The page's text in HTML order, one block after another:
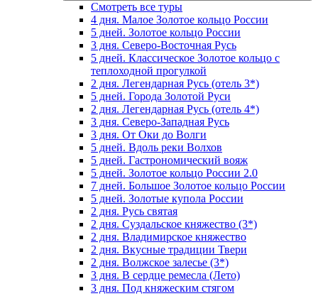
Смотреть все туры
4 дня. Малое Золотое кольцо России
5 дней. Золотое кольцо России
3 дня. Северо-Восточная Русь
5 дней. Классическое Золотое кольцо с
теплоходной прогулкой
2 дня. Легендарная Русь (отель 3*)
5 дней. Города Золотой Руси
2 дня. Легендарная Русь (отель 4*)
3 дня. Северо-Западная Русь
3 дня. От Оки до Волги
5 дней. Вдоль реки Волхов
5 дней. Гастрономический вояж
5 дней. Золотое кольцо России 2.0
7 дней. Большое Золотое кольцо России
5 дней. Золотые купола России
2 дня. Русь святая
2 дня. Суздальское княжество (3*)
2 дня. Владимирское княжество
2 дня. Вкусные традиции Твери
2 дня. Волжское залесье (3*)
3 дня. В сердце ремесла (Лето)
3 дня. Под княжеским стягом